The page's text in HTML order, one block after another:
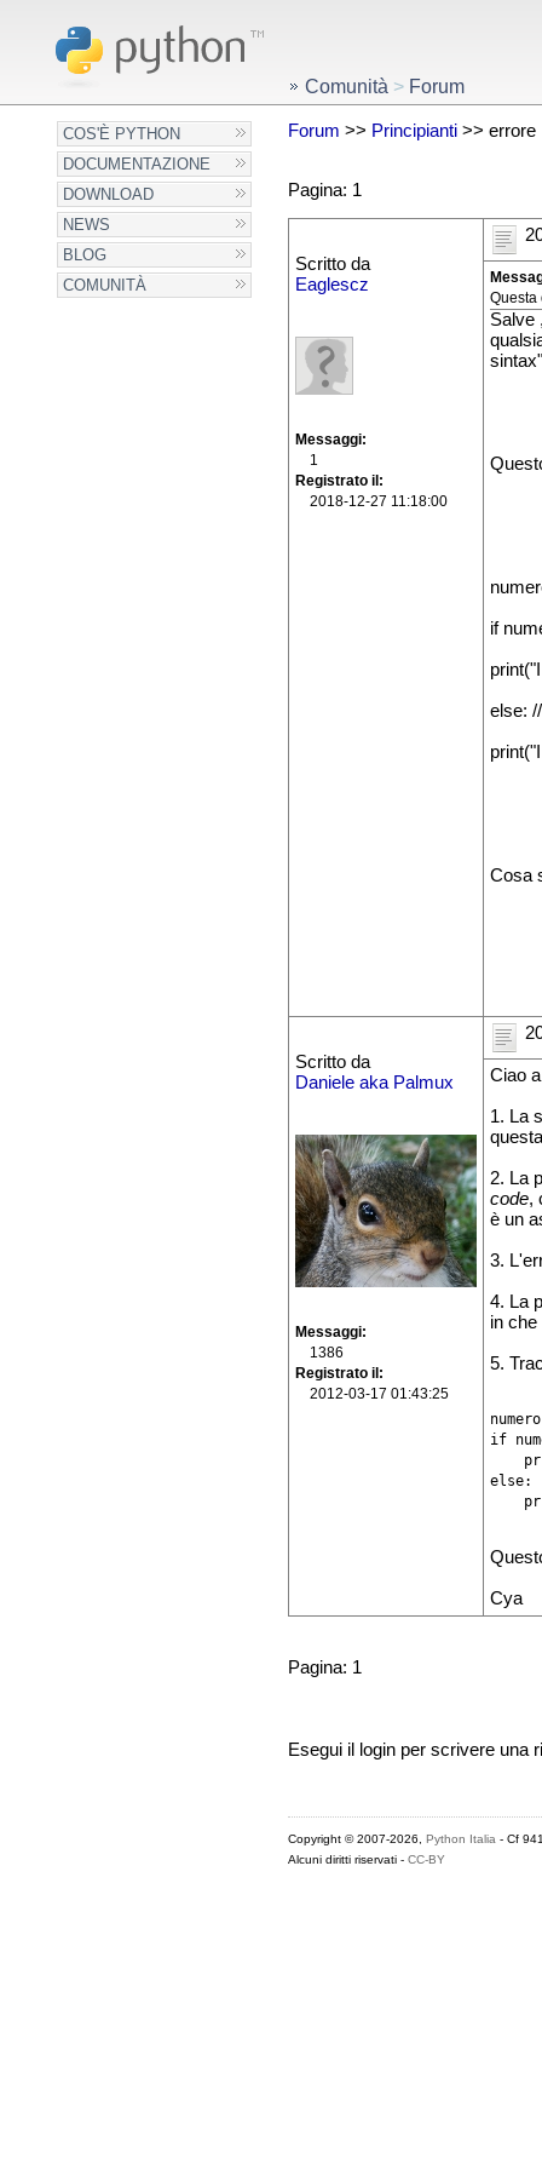
COS'È PYTHON
DOCUMENTAZIONE
DOWNLOAD
NEWS
BLOG
COMUNITÀ
Comunità > Forum
Forum >> Principianti>> errore
Pagina: 1
Scritto da
Eaglescz
Messaggi
1
Registrato il
2018-12-27 11:18:00
Questa
Salve
sintax"
if
else:
Cosa
Scritto da
Daniele aka Palmux
Messaggi
1386
Registrato il
2012-03-17 01:43:25
Ciao
1. La
2. La
code,
è un
3.
4. La
in che
5.
if
else:
Cya
Pagina: 1
Esegui il login per scrivere una
Copyright © 2007-2026, Python Italia- Cf
Alcuni diritti riservati - CC-BY